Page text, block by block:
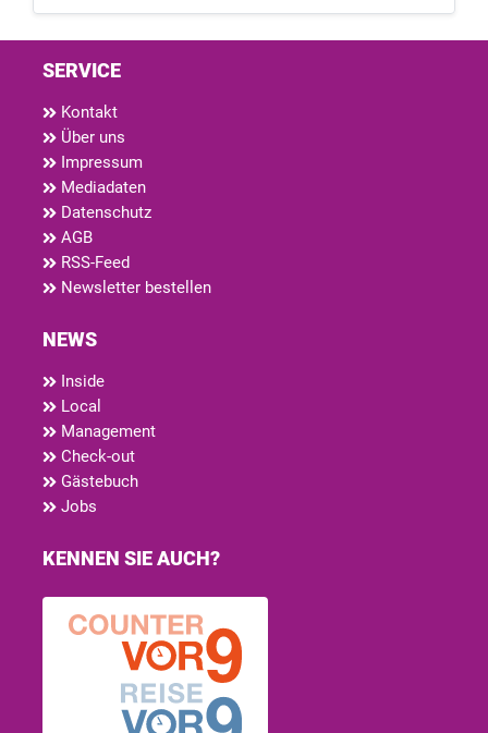
SERVICE
Kontakt
Über uns
Impressum
Mediadaten
Datenschutz
AGB
RSS-Feed
Newsletter bestellen
NEWS
Inside
Local
Management
Check-out
Gästebuch
Jobs
KENNEN SIE AUCH?